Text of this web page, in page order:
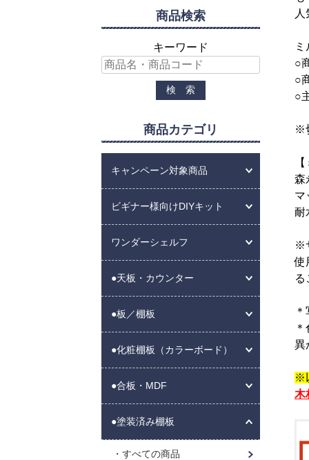
人
○
○
○
※
【
森
マ
耐
※
使
る
＊
異
※
木
商品検索
キーワード
商品カテゴリ
キャンペーン対象商品
ビギナー様向けDIYキット
ワンダーシェルフ
●天板・カウンター
●板／棚板
●化粧棚板（カラーボード）
●合板・MDF
●塗装済み棚板
すべての商品